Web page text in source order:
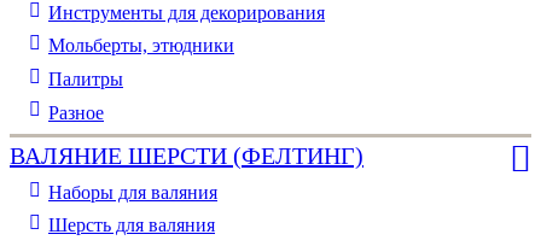
Инструменты для декорирования
Мольберты, этюдники
Палитры
Разное
ВАЛЯНИЕ ШЕРСТИ (ФЕЛТИНГ)
Наборы для валяния
Шерсть для валяния